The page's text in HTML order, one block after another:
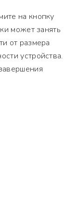
на кнопку
может занять
от размера
устройства.